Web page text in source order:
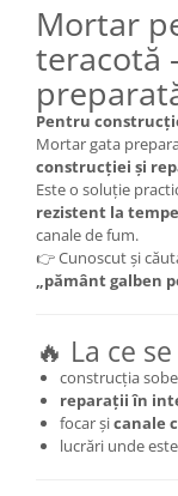
Mortar
teracotă
Pentru
Mortar gata
construcției și
Este o soluție
rezistent la
canale de fum.
👉 Cunoscut și
„pământ galben
🔥 La ce
construcția
reparații în
focar șicanale
lucrări unde